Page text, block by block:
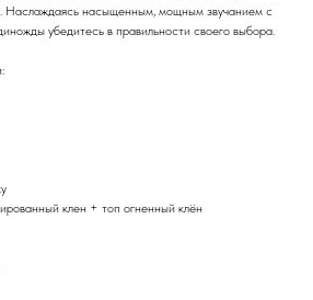
Наслаждаясь насыщенным, мощным звучанием с
убедитесь в правильности своего выбора.
клен + топ огненный клён